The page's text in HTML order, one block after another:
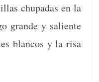
chu­padas en la
grande y saliente
blan­cos y la risa